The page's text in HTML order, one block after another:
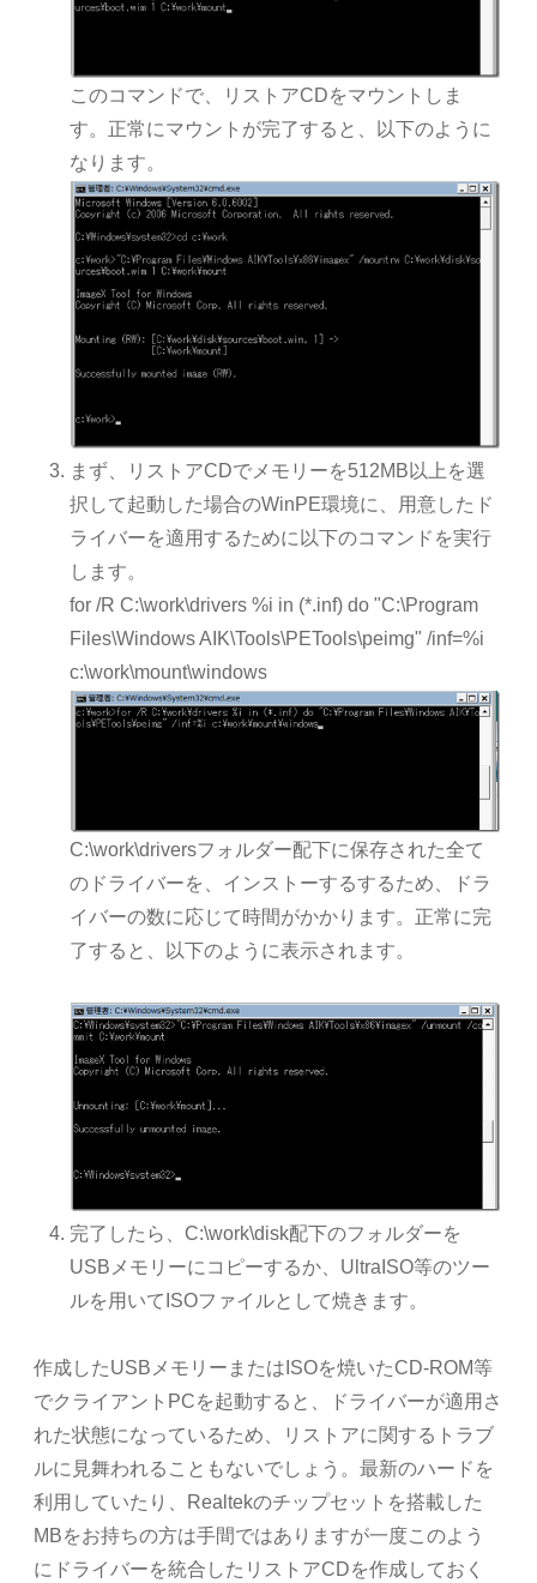
このコマンドで、リストアCDをマウントしま
す。正常にマウントが完了すると、以下のように
なります。
まず、リストアCDでメモリーを512MB以上を選
択して起動した場合のWinPE環境に、用意したド
ライバーを適用するために以下のコマンドを実行
します。
for /R C:\work\drivers %i in (*.inf) do "C:\Program
Files\Windows AIK\Tools\PETools\peimg" /inf=%i
c:\work\mount\windows
C:\work\driversフォルダー配下に保存された全て
のドライバーを、インストーするするため、ドラ
イバーの数に応じて時間がかかります。正常に完
了すると、以下のように表示されます。
完了したら、C:\work\disk配下のフォルダーを
USBメモリーにコピーするか、UltraISO等のツー
ルを用いてISOファイルとして焼きます。
作成したUSBメモリーまたはISOを焼いたCD-ROM等
でクライアントPCを起動すると、ドライバーが適用さ
れた状態になっているため、リストアに関するトラブ
ルに見舞われることもないでしょう。最新のハードを
利用していたり、Realtekのチップセットを搭載した
MBをお持ちの方は手間ではありますが一度このよう
にドライバーを統合したリストアCDを作成しておく